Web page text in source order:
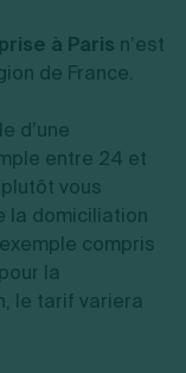
à Paris n’est
de France.
d’une
entre 24 et
vous
la domiciliation
compris
la
le tarif variera